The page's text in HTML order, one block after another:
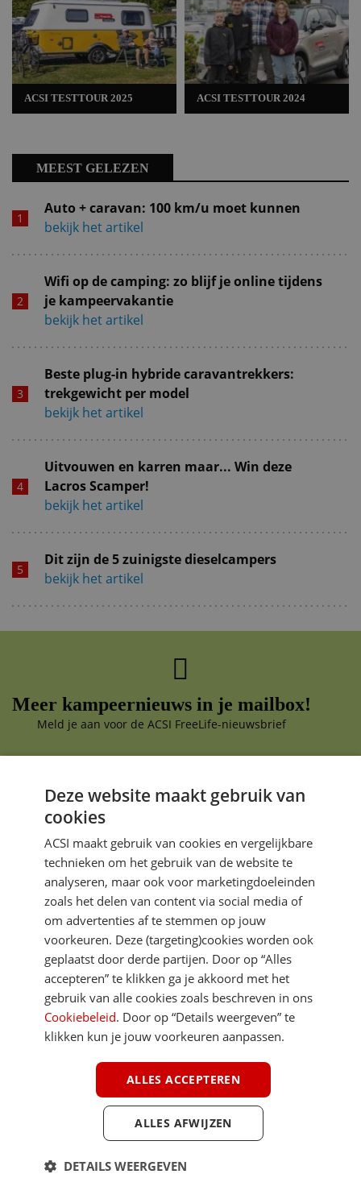
ACSI TESTTOUR 2025 ACSI TESTTOUR 2024
MEEST GELEZEN
Auto + caravan: 100 km/u moet kunnen
bekijk het artikel
Wifi op de camping: zo blijf je online tijdens
je kampeervakantie
bekijk het artikel
Beste plug-in hybride caravantrekkers:
trekgewicht per model
bekijk het artikel
Uitvouwen en karren maar... Win deze
Lacros Scamper!
bekijk het artikel
Dit zijn de 5 zuinigste dieselcampers
bekijk het artikel
Meer kampeernieuws in je mailbox!
Meld je aan voor de ACSI FreeLife-nieuwsbrief
Je gegevens zijn veilig en worden niet gedeeld met anderen
DIRECT NAAR
MEER ACSI FREELIFE
Facebook
Deze website maakt gebruik van
cookies
ACSI maakt gebruik van cookies en vergelijkbare
technieken om het gebruik van de website te
analyseren, maar ook voor marketingdoeleinden
zoals het delen van content via social media of
om advertenties af te stemmen op jouw
voorkeuren. Deze (targeting)cookies worden ook
geplaatst door derde partijen. Door op “Alles
accepteren” te klikken ga je akkoord met het
gebruik van alle cookies zoals beschreven in ons
Cookiebeleid. Door op “Details weergeven” te
klikken kun je jouw voorkeuren aanpassen.
ALLES ACCEPTEREN
ALLES AFWIJZEN
DETAILS WEERGEVEN